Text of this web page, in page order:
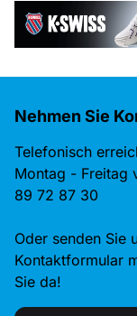
Nehmen Sie
Telefonisch
Montag - Freitag
89 72 87 30
Oder senden Sie
Kontaktformular
Sie da!